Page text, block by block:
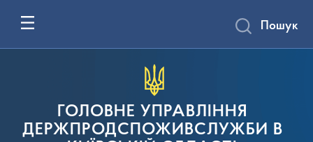
ГОЛОВНЕ УПРАВЛІННЯ
ДЕРЖПРОДСПОЖИВСЛУЖБИ В
Пошук